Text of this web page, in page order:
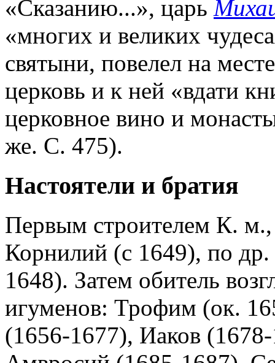
«Сказанию...», царь
«многих и великих
святыни, повелел на
церковь и к ней «вдати
церковное вино и
же. С. 475).
Настоятели и братия
Первым строителем К.
Корнилий (с 1649), пo
1648). Затем обитель
игуменов: Трофим (ок.
(1656-1677), Иаков